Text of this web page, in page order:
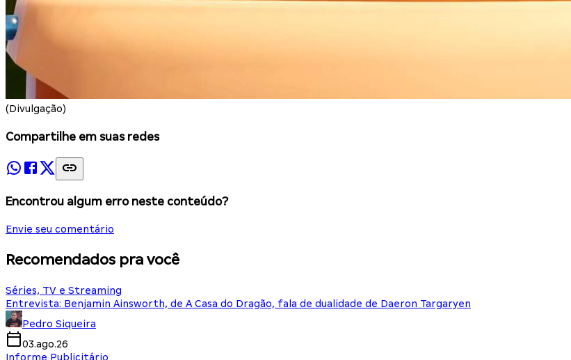
(Divulgação)
Compartilhe em suas redes
Encontrou algum erro neste conteúdo?
Envie seu comentário
Recomendados pra você
Séries, TV e Streaming
Entrevista: Benjamin Ainsworth, de A Casa do Dragão, fala de dualidade de Daeron Targaryen
Pedro Siqueira
03.ago.26
Informe Publicitário